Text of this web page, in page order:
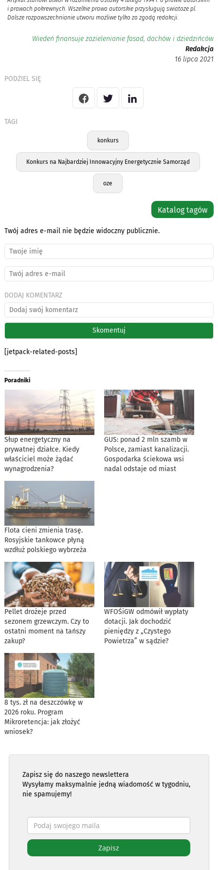
i prawach pokrewnych. Wszelkie prawa autorskie przysługują swiatoze.pl.
Dalsze rozpowszechnianie utworu możliwe tylko za zgodą redakcji.
Wiedeń finansuje zazielenianie fasad, dachów i dziedzińców
Redakcja
16 lipca 2021
PODZIEL SIĘ
TAGI
konkurs
Konkurs na Najbardziej Innowacyjny Energetycznie Samorząd
oze
Katalog tagów
Twój adres e-mail nie będzie widoczny publicznie.
DODAJ KOMENTARZ
[jetpack-related-posts]
Poradniki
Słup energetyczny na
prywatnej działce. Kiedy
właściciel może żądać
wynagrodzenia?
GUS: ponad 2 mln szamb w
Polsce, zamiast kanalizacji.
Gospodarka ściekowa wsi
nadal odstaje od miast
Flota cieni zmienia trasę.
Rosyjskie tankowce płyną
wzdłuż polskiego wybrzeża
Pellet drożeje przed
sezonem grzewczym. Czy to
ostatni moment na tańszy
zakup?
WFOŚiGW odmówił wypłaty
dotacji. Jak dochodzić
pieniędzy z „Czystego
Powietrza” w sądzie?
8 tys. zł na deszczówkę w
2026 roku. Program
Mikroretencja: jak złożyć
wniosek?
Zapisz się do naszego newslettera
Wysyłamy maksymalnie jedną wiadomość w tygodniu,
nie spamujemy!